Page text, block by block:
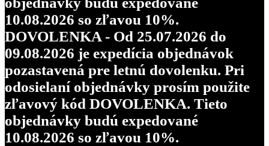
10.08.2026 so zľavou 10%.
DOVOLENKA - Od 25.07.2026 do
09.08.2026 je expedícia objednávok
pozastavená pre letnú dovolenku. Pri
odosielaní objednávky prosím použite
zľavový kód DOVOLENKA. Tieto
objednávky budú expedované
10.08.2026 so zľavou 10%.